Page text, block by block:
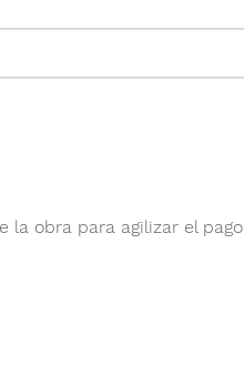
la obra para agilizar el pago